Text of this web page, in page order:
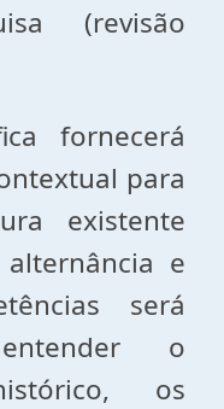
(revisão
fornecerá
para
existente
e
será
o
os